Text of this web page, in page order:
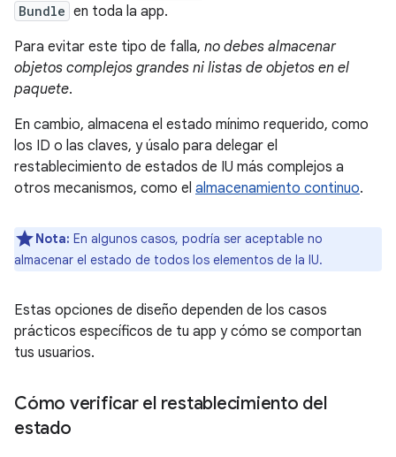
Bundle en toda la app.
Para evitar este tipo de falla, no debes almacenar
objetos complejos grandes ni listas de objetos en el
paquete.
En cambio, almacena el estado mínimo requerido, como
los ID o las claves, y úsalo para delegar el
restablecimiento de estados de IU más complejos a
otros mecanismos, como el almacenamiento continuo.
Nota: En algunos casos, podría ser aceptable no
almacenar el estado de todos los elementos de la IU.
Estas opciones de diseño dependen de los casos
prácticos específicos de tu app y cómo se comportan
tus usuarios.
Cómo verificar el restablecimiento del
estado